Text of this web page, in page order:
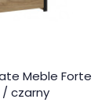
Meble Forte
czarny